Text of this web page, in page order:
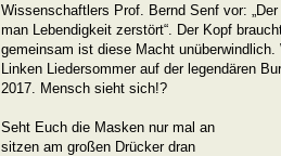
Wissenschaftlers Prof. Bernd Senf vor:
man Lebendigkeit zerstört“. Der Kopf
gemeinsam ist diese Macht unüberwindlich.
Linken Liedersommer auf der legendären
2017. Mensch sieht sich!?
Seht Euch die Masken nur mal an
sitzen am großen Drücker dran